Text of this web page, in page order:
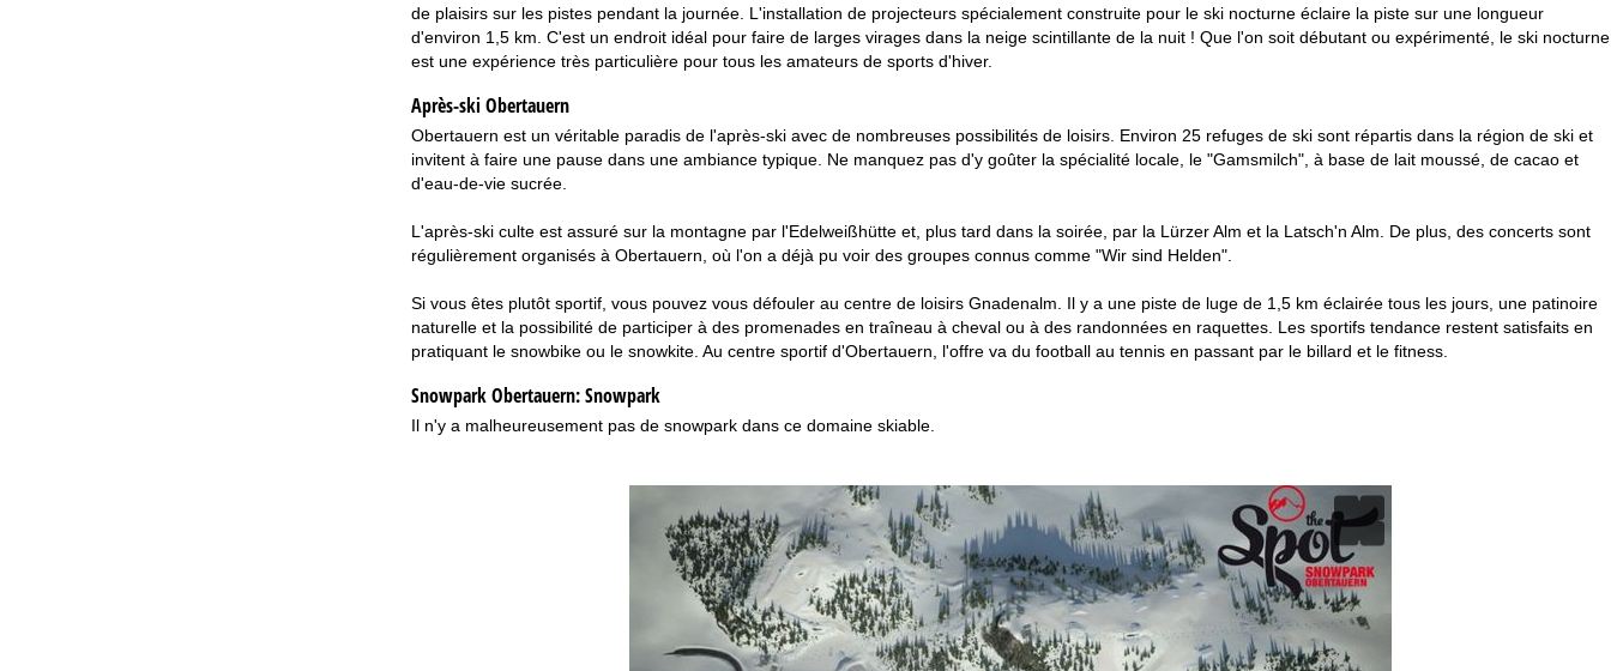
de plaisirs sur les pistes pendant la journée. L'installation de projecteurs spécialement construite pour le ski nocturne éclaire la piste sur une longueur
d'environ 1,5 km. C'est un endroit idéal pour faire de larges virages dans la neige scintillante de la nuit ! Que l'on soit débutant ou expérimenté, le ski nocturne
est une expérience très particulière pour tous les amateurs de sports d'hiver.
Après-ski Obertauern
Obertauern est un véritable paradis de l'après-ski avec de nombreuses possibilités de loisirs. Environ 25 refuges de ski sont répartis dans la région de ski et
invitent à faire une pause dans une ambiance typique. Ne manquez pas d'y goûter la spécialité locale, le "Gamsmilch", à base de lait moussé, de cacao et
d'eau-de-vie sucrée.
L'après-ski culte est assuré sur la montagne par l'Edelweißhütte et, plus tard dans la soirée, par la Lürzer Alm et la Latsch'n Alm. De plus, des concerts sont
régulièrement organisés à Obertauern, où l'on a déjà pu voir des groupes connus comme "Wir sind Helden".
Si vous êtes plutôt sportif, vous pouvez vous défouler au centre de loisirs Gnadenalm. Il y a une piste de luge de 1,5 km éclairée tous les jours, une patinoire
naturelle et la possibilité de participer à des promenades en traîneau à cheval ou à des randonnées en raquettes. Les sportifs tendance restent satisfaits en
pratiquant le snowbike ou le snowkite. Au centre sportif d'Obertauern, l'offre va du football au tennis en passant par le billard et le fitness.
Snowpark Obertauern:Snowpark
Il n'y a malheureusement pas de snowpark dans ce domaine skiable.